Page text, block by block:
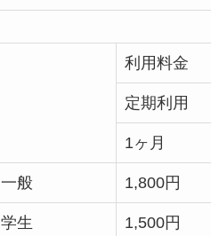
利用料金
定期利用
1ヶ月
一般 1,800円
学生 1,500円